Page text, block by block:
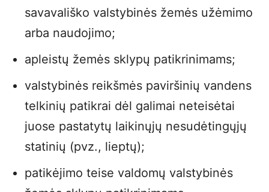
savavališko valstybinės žemės užėmimo
arba naudojimo;
apleistų žemės sklypų patikrinimams;
valstybinės reikšmės paviršinių vandens
telkinių patikrai dėl galimai neteisėtai
juose pastatytų laikinųjų nesudėtingųjų
statinių (pvz., lieptų);
patikėjimo teise valdomų valstybinės